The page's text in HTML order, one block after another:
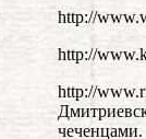
http://
http://
http://
чеченцами.